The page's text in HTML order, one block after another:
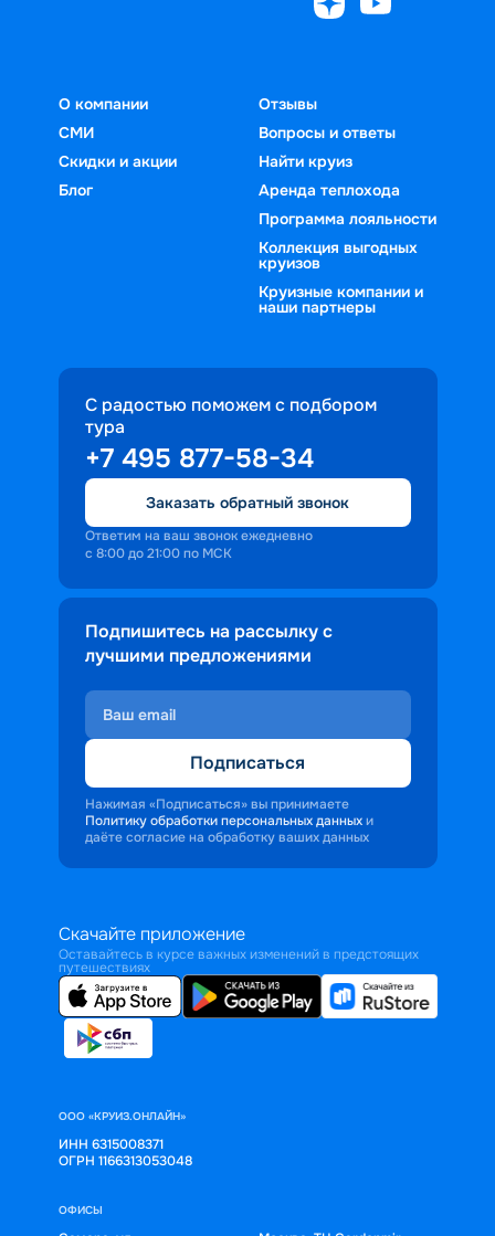
О компании
СМИ
Скидки и акции
Блог
Отзывы
Вопросы и ответы
Найти круиз
Аренда теплохода
Программа лояльности
Коллекция выгодных
круизов
Круизные компании и
наши партнеры
С радостью поможем с подбором
тура
+7 495 877-58-34
Заказать обратный звонок
Ответим на ваш звонок ежедневно
с 8:00 до 21:00 по МСК
Подпишитесь на рассылку с
лучшими предложениями
Подписаться
Нажимая «Подписаться» вы принимаете
Политику обработки персональных данных и
даёте согласие на обработку ваших данных
Скачайте приложение
Оставайтесь в курсе важных изменений в предстоящих
путешествиях
ООО «КРУИЗ.ОНЛАЙН»
ИНН 6315008371
ОГРН 1166313053048
ОФИСЫ